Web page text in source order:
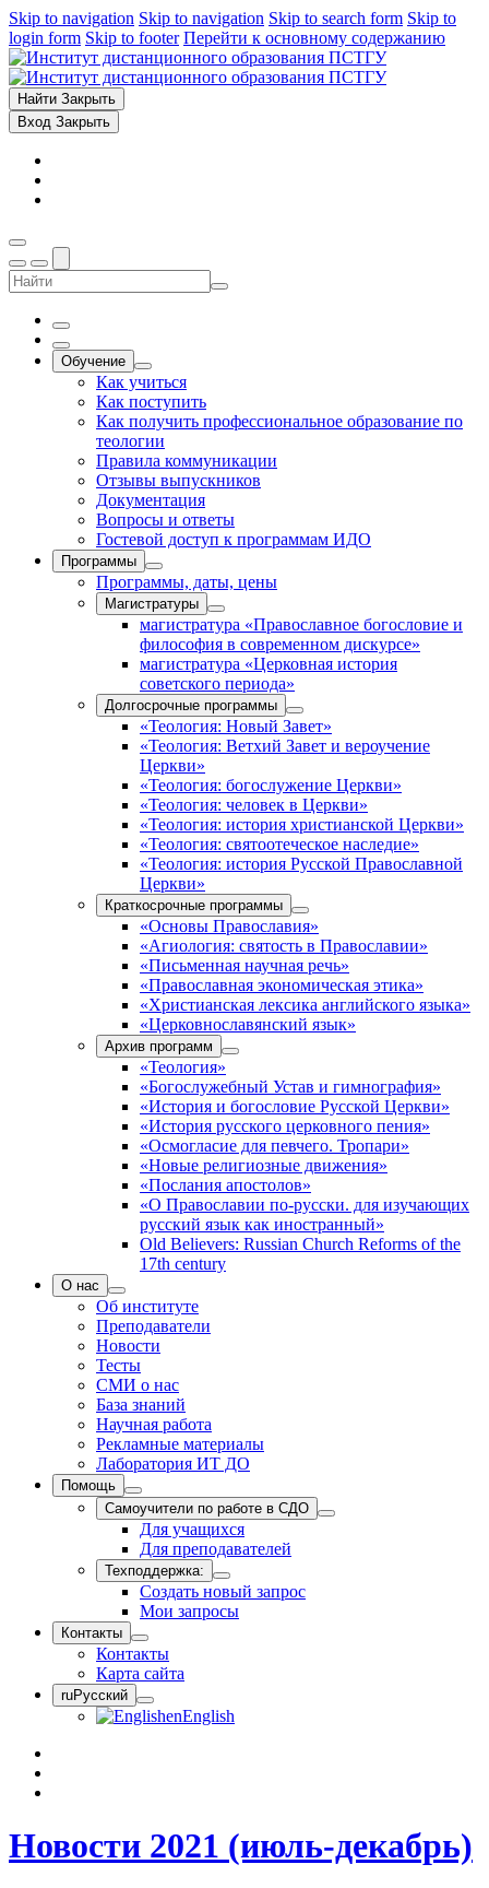
Skip to navigation Skip to navigation Skip to search form Skip to
login form Skip to footer Перейти к основному содержанию
Найти Закрыть
Вход Закрыть
Обучение
Как учиться
Как поступить
Как получить профессиональное образование по
теологии
Правила коммуникации
Отзывы выпускников
Документация
Вопросы и ответы
Гостевой доступ к программам ИДО
Программы
Программы, даты, цены
Магистратуры
магистратура «Православное богословие и
философия в современном дискурсе»
магистратура «Церковная история
советского периода»
Долгосрочные программы
«Теология: Новый Завет»
«Теология: Ветхий Завет и вероучение
Церкви»
«Теология: богослужение Церкви»
«Теология: человек в Церкви»
«Теология: история христианской Церкви»
«Теология: святоотеческое наследие»
«Теология: история Русской Православной
Церкви»
Краткосрочные программы
«Основы Православия»
«Агиология: святость в Православии»
«Письменная научная речь»
«Православная экономическая этика»
«Христианская лексика английского языка»
«Церковнославянский язык»
Архив программ
«Теология»
«Богослужебный Устав и гимнография»
«История и богословие Русской Церкви»
«История русского церковного пения»
«Осмогласие для певчего. Тропари»
«Новые религиозные движения»
«Послания апостолов»
«О Православии по-русски. для изучающих
русский язык как иностранный»
Old Believers: Russian Church Reforms of the
17th century
О нас
Об институте
Преподаватели
Новости
Тесты
СМИ о нас
База знаний
Научная работа
Рекламные материалы
Лаборатория ИТ ДО
Помощь
Самоучители по работе в СДО
Для учащихся
Для преподавателей
Техподдержка:
Создать новый запрос
Мои запросы
Контакты
Контакты
Карта сайта
ruРусский
enEnglish
Новости 2021 (июль-декабрь)